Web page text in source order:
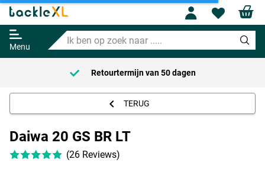
Menu
Ik
ben
op
zoek
naar
Profile
Daiwa 20 GS BR LT
Adviesprijs
126.95
94.95
Retourtermijn van 50 dagen
TERUG
Daiwa 20 GS BR LT
(26 Reviews)